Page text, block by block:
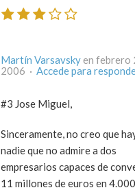
Martín Varsavsky en febrero
2006 · Accede para
#3 Jose Miguel,
Sinceramente, no creo que
nadie que no admire a dos
empresarios capaces de
11 millones de euros en